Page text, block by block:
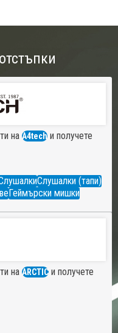
на A4tech и получете
Слушалки (тапи)
Геймърски мишки
на ARCTIC и получете